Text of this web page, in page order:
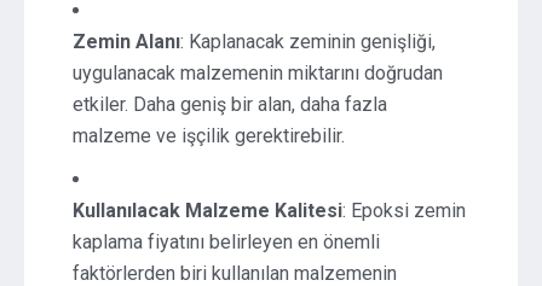
Zemin Alanı: Kaplanacak zeminin genişliği,
uygulanacak malzemenin miktarını doğrudan
etkiler. Daha geniş bir alan, daha fazla
malzeme ve işçilik gerektirebilir.
Kullanılacak Malzeme Kalitesi: Epoksi zemin
kaplama fiyatını belirleyen en önemli
faktörlerden biri kullanılan malzemenin